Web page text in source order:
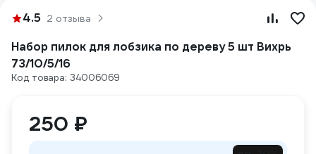
4.5 2 отзыва
Набор пилок для лобзика по дереву 5 шт Вихрь
73/10/5/16
Код товара: 34006069
250 ₽